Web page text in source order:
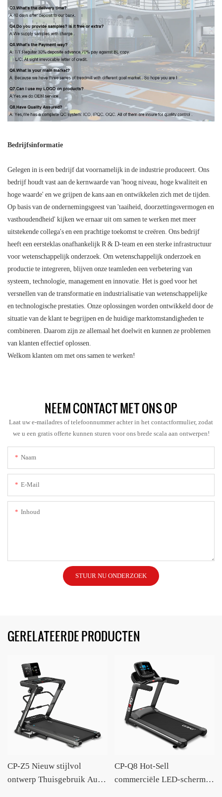
Bedrijfsinformatie
Gelegen in is een bedrijf dat voornamelijk in de industrie produceert. Ons
bedrijf houdt vast aan de kernwaarde van 'hoog niveau, hoge kwaliteit en
hoge waarde' en we grijpen de kans aan en ontwikkelen zich met de tijden.
Op basis van de ondernemingsgeest van 'taaiheid, doorzettingsvermogen en
vasthoudendheid' kijken we ernaar uit om samen te werken met meer
uitstekende collega's en een prachtige toekomst te creëren. Ons bedrijf
heeft een eersteklas onafhankelijk R & D-team en een sterke infrastructuur
voor wetenschappelijk onderzoek. Om wetenschappelijk onderzoek en
productie te integreren, blijven onze teamleden een verbetering van
systeem, technologie, management en innovatie. Het is goed voor het
versnellen van de transformatie en industrialisatie van wetenschappelijke
en technologische prestaties. Onze oplossingen worden ontwikkeld door de
situatie van de klant te begrijpen en de huidige marktomstandigheden te
combineren. Daarom zijn ze allemaal het doelwit en kunnen ze problemen
van klanten effectief oplossen.
Welkom klanten om met ons samen te werken!
NEEM CONTACT MET ONS OP
Laat uw e-mailadres of telefoonnummer achter in het contactformulier, zodat
we u een gratis offerte kunnen sturen voor ons brede scala aan ontwerpen!
Naam
E-Mail
Inhoud
STUUR NU ONDERZOEK
GERELATEERDE PRODUCTEN
CP-Z5 Nieuw stijlvol
ontwerp Thuisgebruik Auto
CP-Q8 Hot-Sell
commerciële LED-scherm